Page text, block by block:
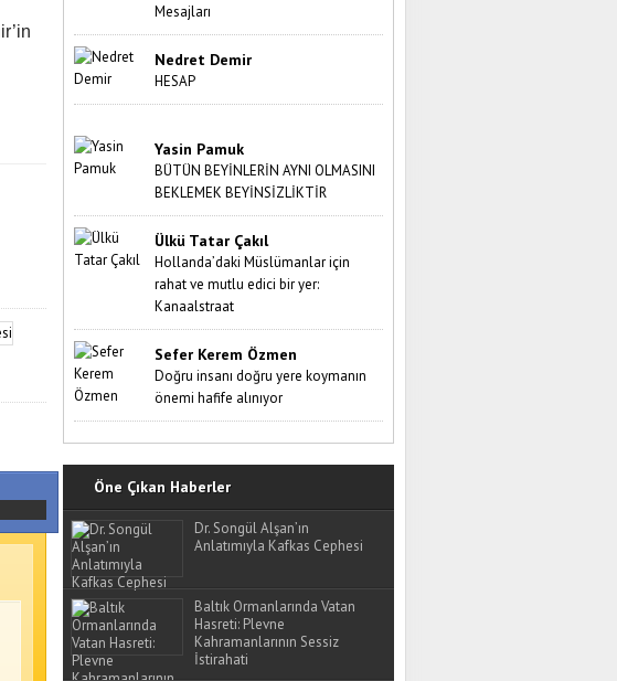
Mesajları
Nedret Demir
HESAP
Yasin Pamuk
BÜTÜN BEYİNLERİN AYNI OLMASINI
BEKLEMEK BEYİNSİZLİKTİR
Ülkü Tatar Çakıl
Hollanda’daki Müslümanlar için
rahat ve mutlu edici bir yer:
Kanaalstraat
Sefer Kerem Özmen
Doğru insanı doğru yere koymanın
önemi hafife alınıyor
Öne Çıkan Haberler
Dr. Songül Alşan’ın
Anlatımıyla Kafkas Cephesi
Baltık Ormanlarında Vatan
Hasreti: Plevne
Kahramanlarının Sessiz
İstirahati